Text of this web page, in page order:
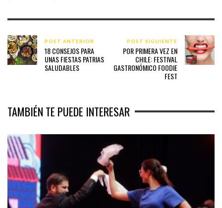
POST ANTERIOR
18 CONSEJOS PARA
UNAS FIESTAS PATRIAS
SALUDABLES
POST SIGUIENTE
POR PRIMERA VEZ EN
CHILE: FESTIVAL
GASTRONÓMICO FOODIE
FEST
TAMBIÉN TE PUEDE INTERESAR